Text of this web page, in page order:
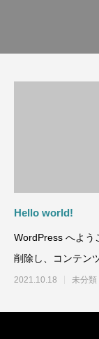
Hello world!
WordPress へよう
削除し、コンテン
2021.10.18 未分類